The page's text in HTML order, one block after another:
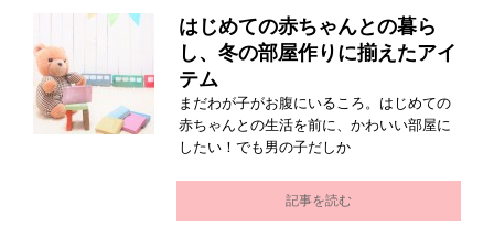
はじめての赤ちゃんとの暮ら
し、冬の部屋作りに揃えたアイ
テム
まだわが子がお腹にいるころ。はじめての
赤ちゃんとの生活を前に、かわいい部屋に
したい！でも男の子だしか
記事を読む